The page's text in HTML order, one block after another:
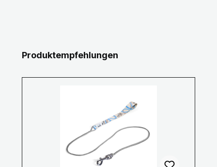
Produktgalerie überspringen
Produktempfehlungen